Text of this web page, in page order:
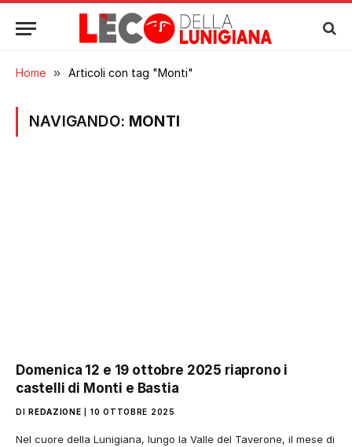
Home » Articoli con tag "Monti"
NAVIGANDO: MONTI
Domenica 12 e 19 ottobre 2025 riaprono i
castelli di Monti e Bastia
DI REDAZIONE 10 OTTOBRE 2025
Nel cuore della Lunigiana, lungo la Valle del Taverone, il mese di